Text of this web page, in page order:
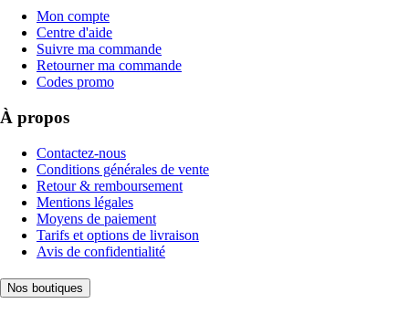
Mon compte
Centre d'aide
Suivre ma commande
Retourner ma commande
Codes promo
À propos
Contactez-nous
Conditions générales de vente
Retour & remboursement
Mentions légales
Moyens de paiement
Tarifs et options de livraison
Avis de confidentialité
Nos boutiques